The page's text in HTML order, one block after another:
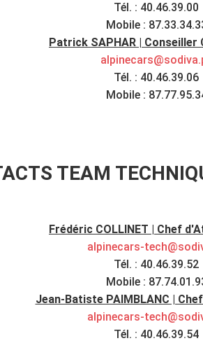
Tél. : 40.46.39.00
Mobile :
Patrick SAPHAR | Conseiller
Tél. : 40.46.39.06
Mobile :
TEAM
Frédéric COLLINET | Chef
alpinecars-
Tél. : 40.46.39.52
Mobile :
Jean-Batiste PAIMBLANC |
alpinecars-
Tél. : 40.46.39.54